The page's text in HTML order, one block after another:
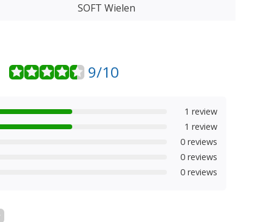
SOFT Wielen
9/10
1 review
1 review
0 reviews
0 reviews
0 reviews